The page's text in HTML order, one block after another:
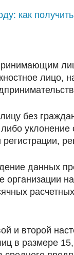
как
лицо,
без
данных
организации
и второй
в размере